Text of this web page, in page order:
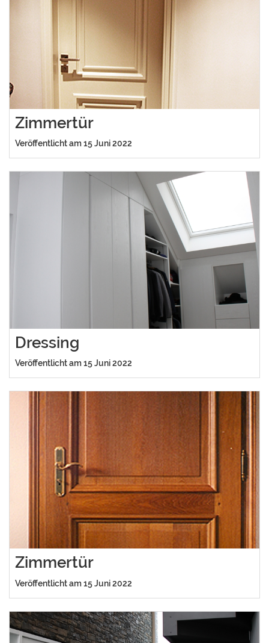
Zimmertür
Veröffentlicht am 15 Juni 2022
Dressing
Veröffentlicht am 15 Juni 2022
Zimmertür
Veröffentlicht am 15 Juni 2022